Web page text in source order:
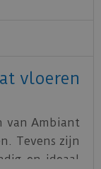
vloeren
van Ambiant
Tevens zijn
en ideaal